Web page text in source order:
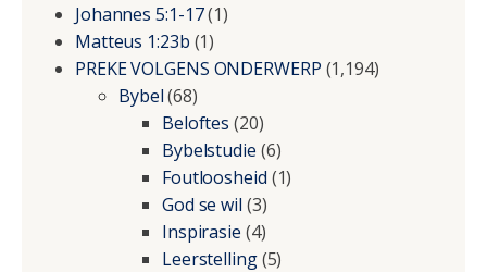
Johannes 5:1-17(1)
Matteus 1:23b (1)
PREKE VOLGENS ONDERWERP (1,194)
Bybel(68)
Beloftes (20)
Bybelstudie (6)
Foutloosheid (1)
God se wil (3)
Inspirasie (4)
Leerstelling(5)